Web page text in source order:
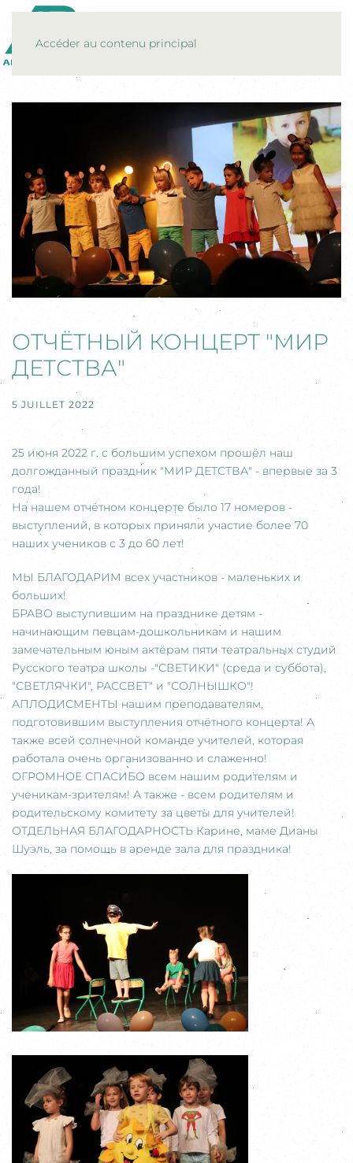
Accéder au contenu principal
ОТЧЁТНЫЙ КОНЦЕРТ "МИР
ДЕТСТВА"
5 JUILLET 2022
25 июня 2022 г. с большим успехом прошёл наш
долгожданный праздник "МИР ДЕТСТВА" - впервые за 3
года!
На нашем отчётном концерте было 17 номеров -
выступлений, в которых приняли участие более 70
наших учеников с 3 до 60 лет!
МЫ БЛАГОДАРИМ всех участников - маленьких и
больших!
БРАВО выступившим на празднике детям -
начинающим певцам-дошкольникам и нашим
замечательным юным актёрам пяти театральных студий
Русского театра школы -"СВЕТИКИ" (среда и суббота),
"СВЕТЛЯЧКИ", РАССВЕТ" и "СОЛНЫШКО"!
АПЛОДИСМЕНТЫ нашим преподавателям,
подготовившим выступления отчётного концерта! А
также всей солнечной команде учителей, которая
работала очень организованно и слаженно!
ОГРОМНОЕ СПАСИБО всем нашим родителям и
ученикам-зрителям! А также - всем родителям и
родительскому комитету за цветы для учителей!
ОТДЕЛЬНАЯ БЛАГОДАРНОСТЬ Карине, маме Дианы
Шуэль, за помощь в аренде зала для праздника!